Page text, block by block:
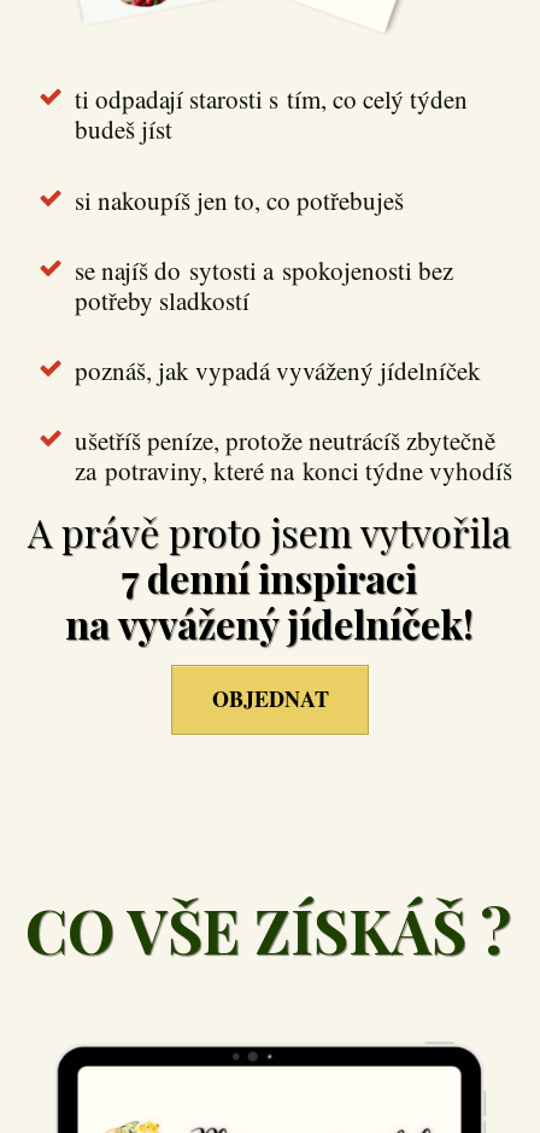
ti odpadají starosti s tím, co celý týden
budeš jíst
si nakoupíš jen to, co potřebuješ
se najíš do sytosti a spokojenosti bez
potřeby sladkostí
poznáš, jak vypadá vyvážený jídelníček
ušetříš peníze, protože neutrácíš zbytečně
za potraviny, které na konci týdne vyhodíš
A právě proto jsem vytvořila
7 denní inspiraci
na vyvážený jídelníček!
OBJEDNAT
CO VŠE ZÍSKÁŠ ?